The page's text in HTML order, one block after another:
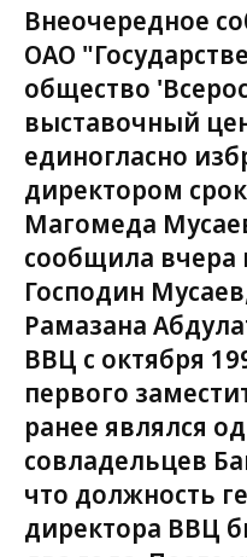
Внеочередное
ОАО
общество
выставочный
единогласно
директором
Магомеда
сообщила вчера
Господин
Рамазана
ВВЦ с октября
первого
ранее являлся
совладельцев
что должность
директора ВВЦ